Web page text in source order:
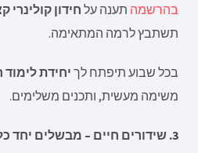
בהרשמה תענה על חידון קולינרי
תשתבץ לרמה המתאימה.
בכל שבוע תיפתח לך יחידת
משימה מעשית, ותכנים משלימים.
3. שידורים חיים – מבשלים יחד כל יום שישי